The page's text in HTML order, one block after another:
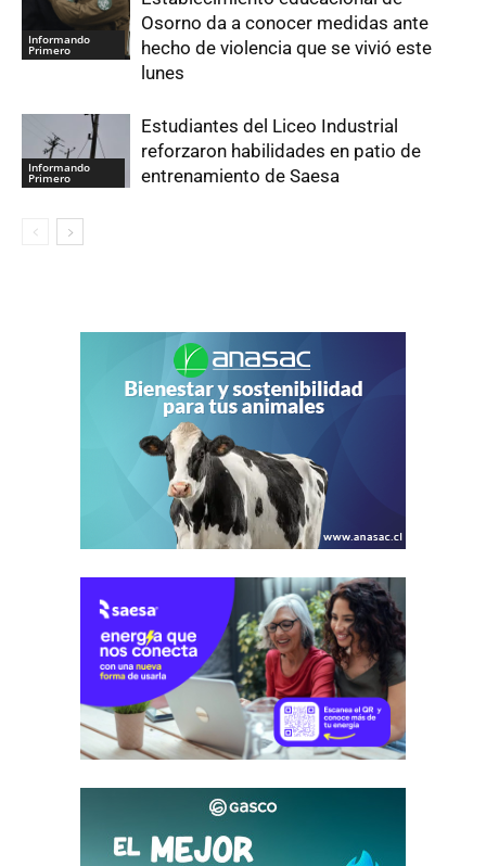
Informando
Primero
Osorno da a conocer medidas ante
hecho de violencia que se vivió este
lunes
Informando
Primero
Estudiantes del Liceo Industrial
reforzaron habilidades en patio de
entrenamiento de Saesa